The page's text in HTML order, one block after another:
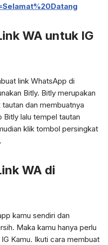
WA untuk IG
link WhatsApp di
Bitly. Bitly merupakan
dan membuatnya
Bitly lalu tempel tautan
klik tombol persingkat
WA di
kamu sendiri dan
Maka kamu hanya perlu
Kamu. Ikuti cara membuat